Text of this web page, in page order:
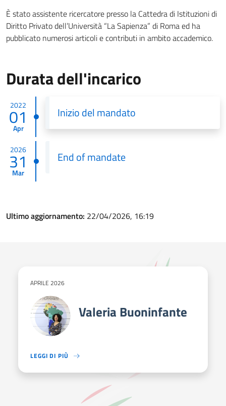
È stato assistente ricercatore presso la Cattedra di Istituzioni di
Diritto Privato dell’Università “La Sapienza” di Roma ed ha
pubblicato numerosi articoli e contributi in ambito accademico.
Durata dell'incarico
2022
01
Apr
Inizio del mandato
2026
31
Mar
End of mandate
Ultimo aggiornamento: 22/04/2026, 16:19
APRILE 2026
Valeria Buoninfante
LEGGI DI PIÙ
LAVORA CON LA COOPERAZIONE ITALIANA DAL 2011 E SI È